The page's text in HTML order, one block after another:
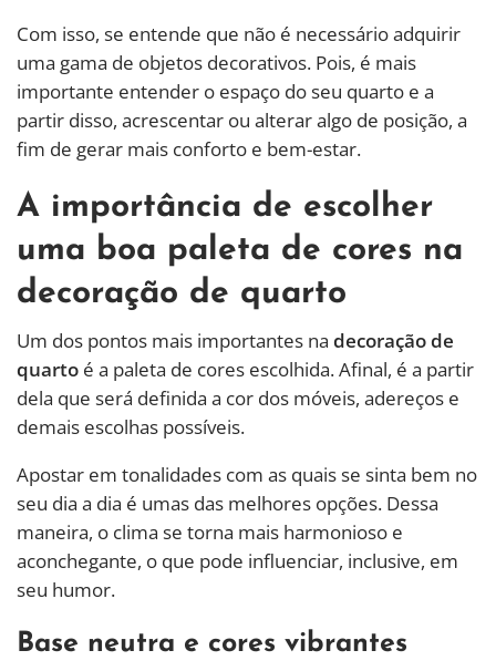
Com isso, se entende que não é necessário adquirir
uma gama de objetos decorativos. Pois, é mais
importante entender o espaço do seu quarto e a
partir disso, acrescentar ou alterar algo de posição, a
fim de gerar mais conforto e bem-estar.
A importância de escolher
uma boa paleta de cores na
decoração de quarto
Um dos pontos mais importantes na decoração de
quarto é a paleta de cores escolhida. Afinal, é a partir
dela que será definida a cor dos móveis, adereços e
demais escolhas possíveis.
Apostar em tonalidades com as quais se sinta bem no
seu dia a dia é umas das melhores opções. Dessa
maneira, o clima se torna mais harmonioso e
aconchegante, o que pode influenciar, inclusive, em
seu humor.
Base neutra e cores vibrantes